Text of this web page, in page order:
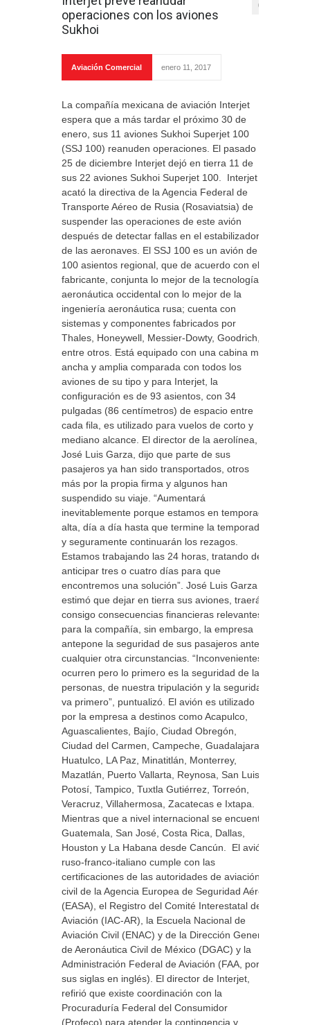
operaciones con los aviones
Sukhoi
0
Aviación Comercial enero 11, 2017
La compañía mexicana de aviación Interjet
espera que a más tardar el próximo 30 de
enero, sus 11 aviones Sukhoi Superjet 100
(SSJ 100) reanuden operaciones. El pasado
25 de diciembre Interjet dejó en tierra 11 de
sus 22 aviones Sukhoi Superjet 100. Interjet
acató la directiva de la Agencia Federal de
Transporte Aéreo de Rusia (Rosaviatsia) de
suspender las operaciones de este avión
después de detectar fallas en el estabilizador
de las aeronaves. El SSJ 100 es un avión de
100 asientos regional, que de acuerdo con el
fabricante, conjunta lo mejor de la tecnología
aeronáutica occidental con lo mejor de la
ingeniería aeronáutica rusa; cuenta con
sistemas y componentes fabricados por
Thales, Honeywell, Messier-Dowty, Goodrich,
entre otros. Está equipado con una cabina más
ancha y amplia comparada con todos los
aviones de su tipo y para Interjet, la
configuración es de 93 asientos, con 34
pulgadas (86 centímetros) de espacio entre
cada fila, es utilizado para vuelos de corto y
mediano alcance. El director de la aerolínea,
José Luis Garza, dijo que parte de sus
pasajeros ya han sido transportados, otros
más por la propia firma y algunos han
suspendido su viaje. “Aumentará
inevitablemente porque estamos en temporada
alta, día a día hasta que termine la temporada
y seguramente continuarán los rezagos.
Estamos trabajando las 24 horas, tratando de
anticipar tres o cuatro días para que
encontremos una solución”. José Luis Garza
estimó que dejar en tierra sus aviones, traerá
consigo consecuencias financieras relevantes
para la compañía, sin embargo, la empresa
antepone la seguridad de sus pasajeros ante
cualquier otra circunstancias. “Inconvenientes
ocurren pero lo primero es la seguridad de las
personas, de nuestra tripulación y la seguridad
va primero”, puntualizó. El avión es utilizado
por la empresa a destinos como Acapulco,
Aguascalientes, Bajío, Ciudad Obregón,
Ciudad del Carmen, Campeche, Guadalajara,
Huatulco, LA Paz, Minatitlán, Monterrey,
Mazatlán, Puerto Vallarta, Reynosa, San Luis
Potosí, Tampico, Tuxtla Gutiérrez, Torreón,
Veracruz, Villahermosa, Zacatecas e Ixtapa.
Mientras que a nivel internacional se encuentra
Guatemala, San José, Costa Rica, Dallas,
Houston y La Habana desde Cancún. El avión
ruso-franco-italiano cumple con las
certificaciones de las autoridades de aviación
civil de la Agencia Europea de Seguridad Aérea
(EASA), el Registro del Comité Interestatal de
Aviación (IAC-AR), la Escuela Nacional de
Aviación Civil (ENAC) y de la Dirección General
de Aeronáutica Civil de México (DGAC) y la
Administración Federal de Aviación (FAA, por
sus siglas en inglés). El director de Interjet,
refirió que existe coordinación con la
Procuraduría Federal del Consumidor
(Profeco) para atender la contingencia y